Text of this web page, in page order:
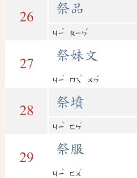
26
祭品
ㄐㄧ
ˋ
ㄆㄧㄣ
ˇ
27
祭妹文
ㄐㄧ
ˋ
ㄇㄟ
ˋ
ㄨㄣ
ˊ
28
祭墳
ㄐㄧ
ˋ
ㄈㄣ
ˊ
29
祭服
ㄐㄧ
ˋ
ㄈㄨ
ˊ